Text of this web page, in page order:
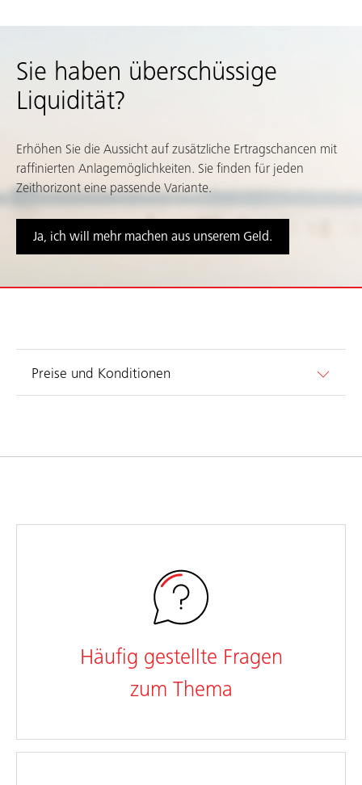
Sie haben überschüssige
Liquidität?
Erhöhen Sie die Aussicht auf zusätzliche Ertragschancen mit
raffinierten Anlagemöglichkeiten. Sie finden für jeden
Zeithorizont eine passende Variante.
Ja, ich will mehr machen aus unserem Geld.
Preise und Konditionen
Häufig gestellte Fragen
zum Thema